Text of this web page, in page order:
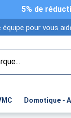
5% de
pour vous
Domotique -